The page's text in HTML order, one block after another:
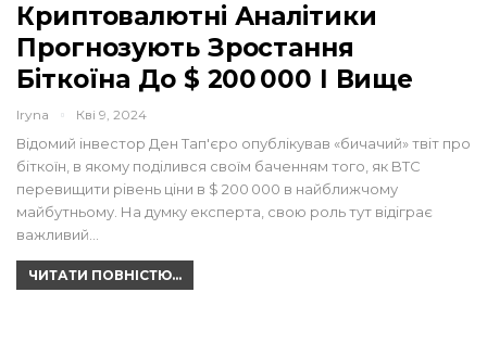
Криптовалютні Аналітики
Прогнозують Зростання
Біткоїна До $ 200 000 І Вище
Iryna Кві 9, 2024
Відомий інвестор Ден Тап'єро опублікував «бичачий» твіт про
біткоїн, в якому поділився своїм баченням того, як BTC
перевищити рівень ціни в $ 200 000 в найближчому
майбутньому. На думку експерта, свою роль тут відіграє
важливий…
ЧИТАТИ ПОВНІСТЮ...